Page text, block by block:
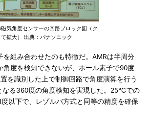
気角度センサーの回路ブロック図（ク
て拡大） 出典：パナソニック
組み合わせたのも特徴だ。AMRは半周分
角度を検知できないが、ホール素子で90度
を識別した上で制御回路で角度演算を行う
なる360度の角度検知を実現した。25℃での
以下で、レゾルバ方式と同等の精度を確保